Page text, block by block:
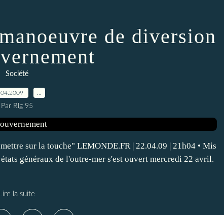
de diversion
Société
Par Rlg 95
sur la touche" LEMONDE.FR | 22.04.09 | 21h04 • Mis
généraux de l'outre-mer s'est ouvert mercredi 22 avril.
Lire la suite